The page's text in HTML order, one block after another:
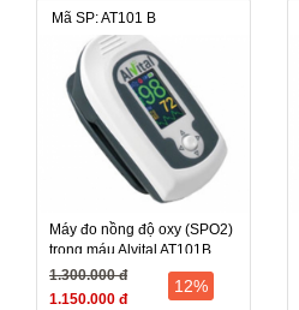
Mã SP: AT101 B
Máy đo nồng độ oxy (SPO2)
trong máu Alvital AT101B
(Alvital AT101 B, Alvital-
AT101 B) - Đài Loan Máy đo
1.300.000 đ
1.150.000 đ
12%